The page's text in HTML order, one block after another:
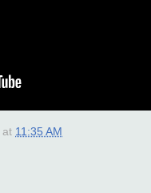
at 11:35 AM